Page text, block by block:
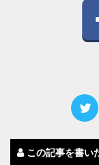
この記事を書い